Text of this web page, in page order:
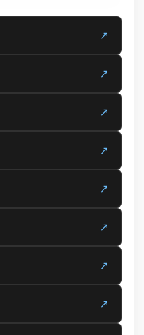
↗
↗
↗
↗
↗
↗
↗
↗